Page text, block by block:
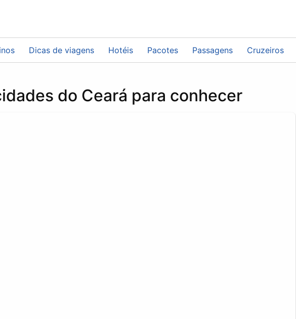
Dicas de viagens Hotéis Pacotes Passagens Cruzeiros
do Ceará para conhecer